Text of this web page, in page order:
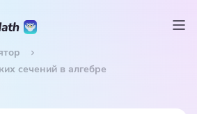
сечений в алгебре